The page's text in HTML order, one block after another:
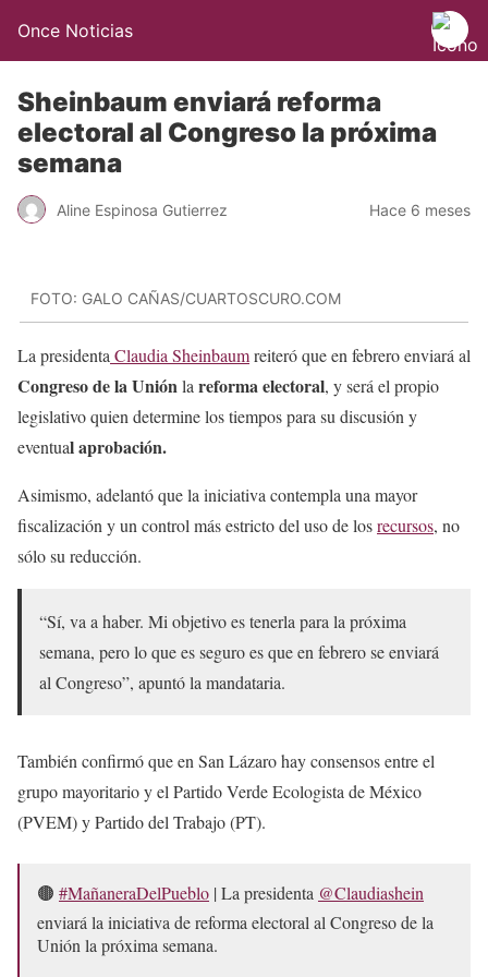
Once Noticias
Sheinbaum enviará reforma
electoral al Congreso la próxima
semana
Aline Espinosa Gutierrez Hace 6 meses
FOTO: GALO CAÑAS/CUARTOSCURO.COM
La presidenta Claudia Sheinbaumreiteró que en febrero enviará al
Congreso de la Uniónla reforma electoral, y será el propio
legislativo quien determine los tiempos para su discusión y
eventual aprobación.
Asimismo, adelantó que la iniciativa contempla una mayor
fiscalización y un control más estricto del uso de losrecursos, no
sólo su reducción.
“Sí, va a haber. Mi objetivo es tenerla para la próxima
semana, pero lo que es seguro es que en febrero se enviará
al Congreso”, apuntó la mandataria.
También confirmó que en San Lázaro hay consensos entre el
grupo mayoritario y el Partido Verde Ecologista de México
(PVEM) y Partido del Trabajo (PT).
🟤 #MañaneraDelPueblo | La presidenta @Claudiashein
enviará la iniciativa de reforma electoral al Congreso de la
Unión la próxima semana.